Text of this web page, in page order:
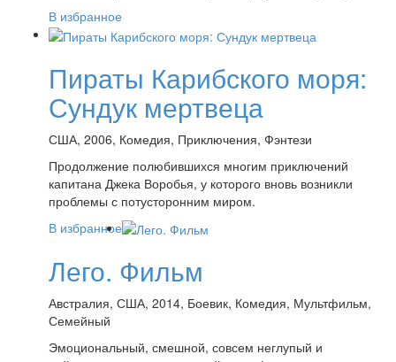
В избранное
Пираты Карибского моря:
Сундук мертвеца
США, 2006, Комедия, Приключения, Фэнтези
Продолжение полюбившихся многим приключений
капитана Джека Воробья, у которого вновь возникли
проблемы с потусторонним миром.
В избранное
Лего. Фильм
Австралия, США, 2014, Боевик, Комедия, Мультфильм,
Семейный
Эмоциональный, смешной, совсем неглупый и